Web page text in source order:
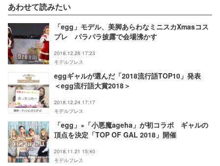
あわせて読みたい
「egg」モデル、美脚あらわなミニスカXmasコス
プレ パラパラ披露で会場沸かす
2018.12.26 17:23
モデルプレス
eggギャルが選んだ「2018流行語TOP10」発表
＜egg流行語大賞2018＞
2018.12.24 17:17
モデルプレス
「egg」×「小悪魔ageha」が初コラボ ギャルの
頂点を決定「TOP OF GAL 2018」開催
2018.11.21 15:40
モデルプレス